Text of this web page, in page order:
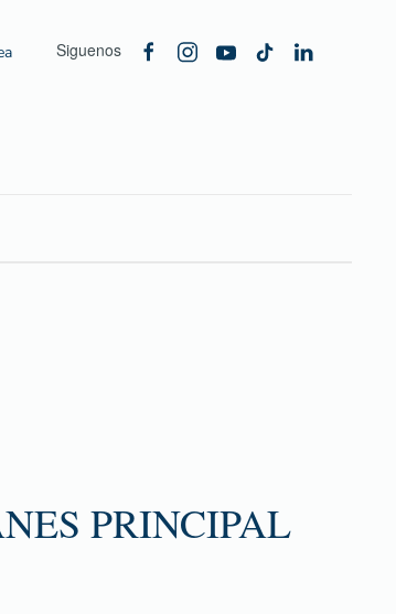
Siguenos
PRINCIPAL